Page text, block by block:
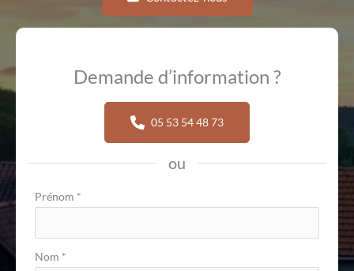
Demande d’information ?
05 53 54 48 73
ou
Formulaire
avec
téléphone
Prénom *
Nom *